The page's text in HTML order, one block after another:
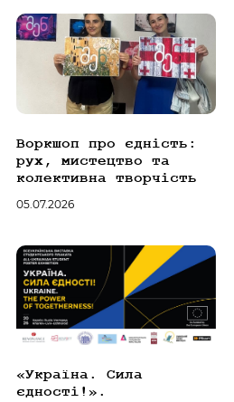
Воркшоп про єдність:
рух, мистецтво та
колективна творчість
05.07.2026
«Україна. Сила
єдності!».